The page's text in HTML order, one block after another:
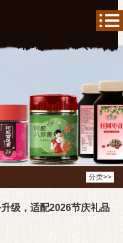
分类>>
级，适配2026节庆礼品